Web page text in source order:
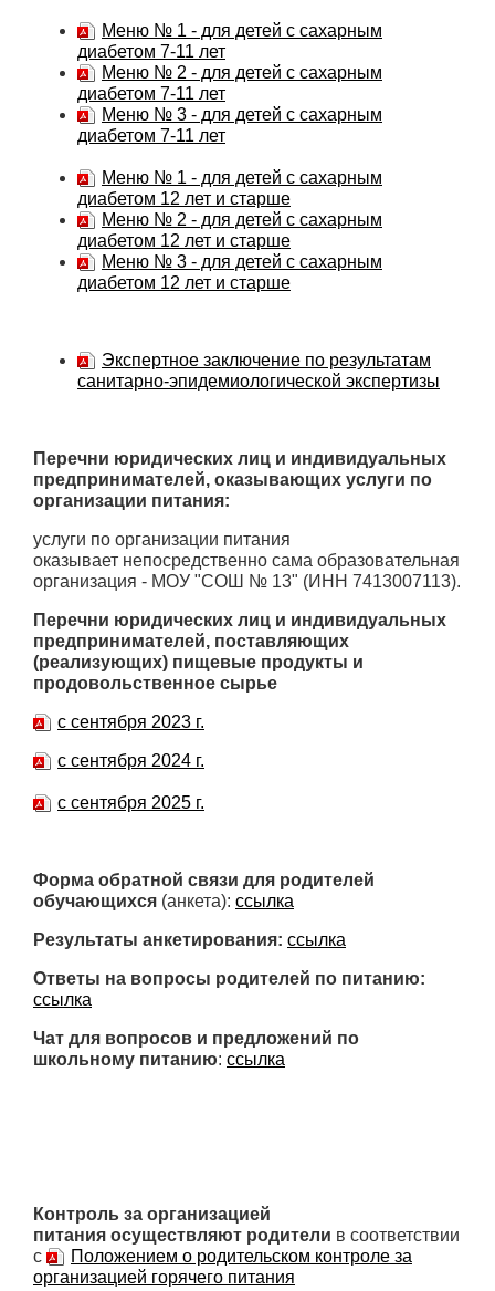
Меню № 1 - для детей с сахарным
диабетом 7-11 лет
Меню № 2 - для детей с сахарным
диабетом 7-11 лет
Меню № 3 - для детей с сахарным
диабетом 7-11 лет
Меню № 1 - для детей с сахарным
диабетом 12 лет и старше
Меню № 2 - для детей с сахарным
диабетом 12 лет и старше
Меню № 3 - для детей с сахарным
диабетом 12 лет и старше
Экспертное заключение по результатам
санитарно-эпидемиологической экспертизы
Перечни юридических лиц и индивидуальных
предпринимателей, оказывающих услуги по
организации питания:
услуги по организации питания
оказывает непосредственно сама образовательная
организация - МОУ "СОШ № 13" (ИНН 7413007113).
Перечни юридических лиц и индивидуальных
предпринимателей, поставляющих
(реализующих) пищевые продукты и
продовольственное сырье
с сентября 2023 г.
с сентября 2024 г.
с сентября 2025 г.
Форма обратной связи для родителей
обучающихся (анкета): ссылка
Результаты анкетирования: ссылка
Ответы на вопросы родителей по питанию:
ссылка
Чат для вопросов и предложений по
школьному питанию: ссылка
Контроль за организацией
питания осуществляют родители в соответствии
с
Положением о родительском контроле за
организацией горячего питания